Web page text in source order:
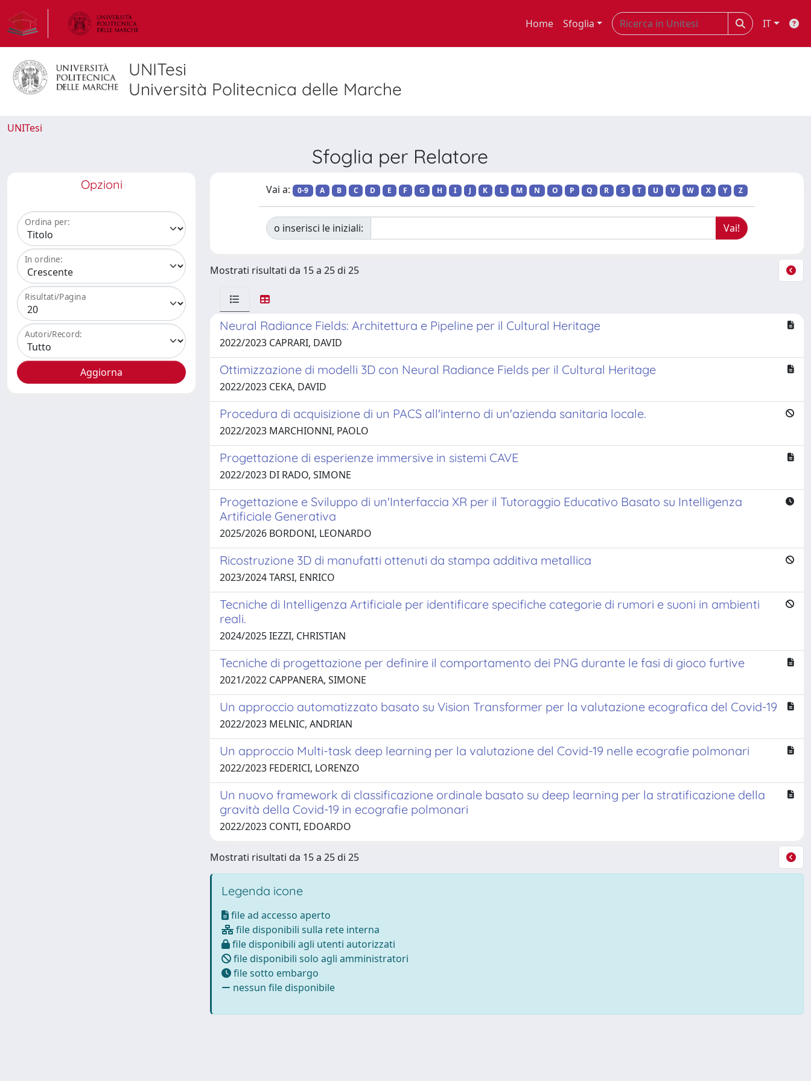
Home Sfoglia IT
UNITesi
Università Politecnica delle Marche
UNITesi
Sfoglia per Relatore
Opzioni
Ordina per:
In ordine:
Risultati/Pagina
Autori/Record:
Vai a: 0-9 A B C D E F G H I J K L M N O P Q R S T U V W X Y Z
o inserisci le iniziali:
Mostrati risultati da 15 a 25 di 25
Neural Radiance Fields: Architettura e Pipeline per il Cultural Heritage
2022/2023 CAPRARI, DAVID
Ottimizzazione di modelli 3D con Neural Radiance Fields per il Cultural Heritage
2022/2023 CEKA, DAVID
Procedura di acquisizione di un PACS all'interno di un'azienda sanitaria locale.
2022/2023 MARCHIONNI, PAOLO
Progettazione di esperienze immersive in sistemi CAVE
2022/2023 DI RADO, SIMONE
Progettazione e Sviluppo di un'Interfaccia XR per il Tutoraggio Educativo Basato su Intelligenza
Artificiale Generativa
2025/2026 BORDONI, LEONARDO
Ricostruzione 3D di manufatti ottenuti da stampa additiva metallica
2023/2024 TARSI, ENRICO
Tecniche di Intelligenza Artificiale per identificare specifiche categorie di rumori e suoni in ambienti
reali.
2024/2025 IEZZI, CHRISTIAN
Tecniche di progettazione per definire il comportamento dei PNG durante le fasi di gioco furtive
2021/2022 CAPPANERA, SIMONE
Un approccio automatizzato basato su Vision Transformer per la valutazione ecografica del Covid-19
2022/2023 MELNIC, ANDRIAN
Un approccio Multi-task deep learning per la valutazione del Covid-19 nelle ecografie polmonari
2022/2023 FEDERICI, LORENZO
Un nuovo framework di classificazione ordinale basato su deep learning per la stratificazione della
gravità della Covid-19 in ecografie polmonari
2022/2023 CONTI, EDOARDO
Mostrati risultati da 15 a 25 di 25
Legenda icone
file ad accesso aperto
file disponibili sulla rete interna
file disponibili agli utenti autorizzati
file disponibili solo agli amministratori
file sotto embargo
nessun file disponibile